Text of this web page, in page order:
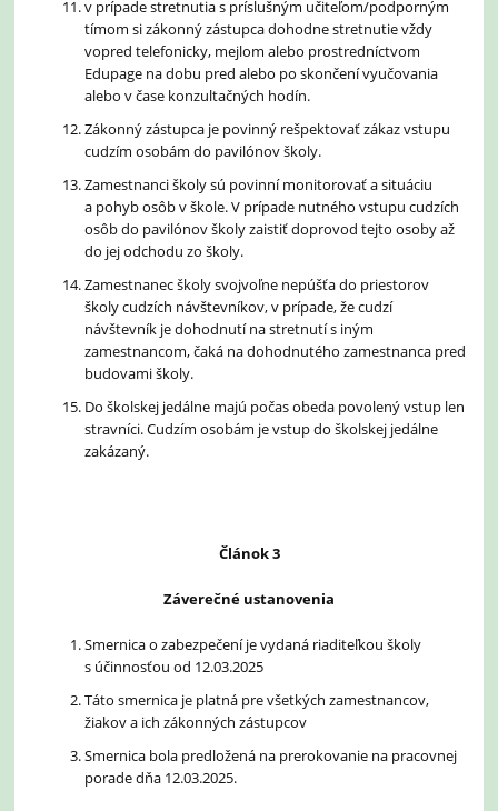
v prípade stretnutia s príslušným učiteľom/podporným
tímom si zákonný zástupca dohodne stretnutie vždy
vopred telefonicky, mejlom alebo prostredníctvom
Edupage na dobu pred alebo po skončení vyučovania
alebo v čase konzultačných hodín.
Zákonný zástupca je povinný rešpektovať zákaz vstupu
cudzím osobám do pavilónov školy.
Zamestnanci školy sú povinní monitorovať a situáciu
a pohyb osôb v škole. V prípade nutného vstupu cudzích
osôb do pavilónov školy zaistiť doprovod tejto osoby až
do jej odchodu zo školy.
Zamestnanec školy svojvoľne nepúšťa do priestorov
školy cudzích návštevníkov, v prípade, že cudzí
návštevník je dohodnutí na stretnutí s iným
zamestnancom, čaká na dohodnutého zamestnanca pred
budovami školy.
Do školskej jedálne majú počas obeda povolený vstup len
stravníci. Cudzím osobám je vstup do školskej jedálne
zakázaný.
Článok 3
Záverečné ustanovenia
Smernica o zabezpečení je vydaná riaditeľkou školy
s účinnosťou od 12.03.2025
Táto smernica je platná pre všetkých zamestnancov,
žiakov a ich zákonných zástupcov
Smernica bola predložená na prerokovanie na pracovnej
porade dňa 12.03.2025.